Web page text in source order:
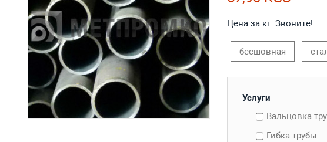
Цена за кг. Звоните!
бесшовная
Услуги
Вальцовка
Гибка трубы